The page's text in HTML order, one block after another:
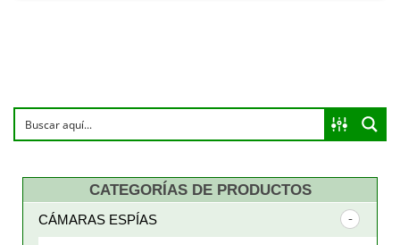
CATEGORÍAS DE PRODUCTOS
CÁMARAS ESPÍAS